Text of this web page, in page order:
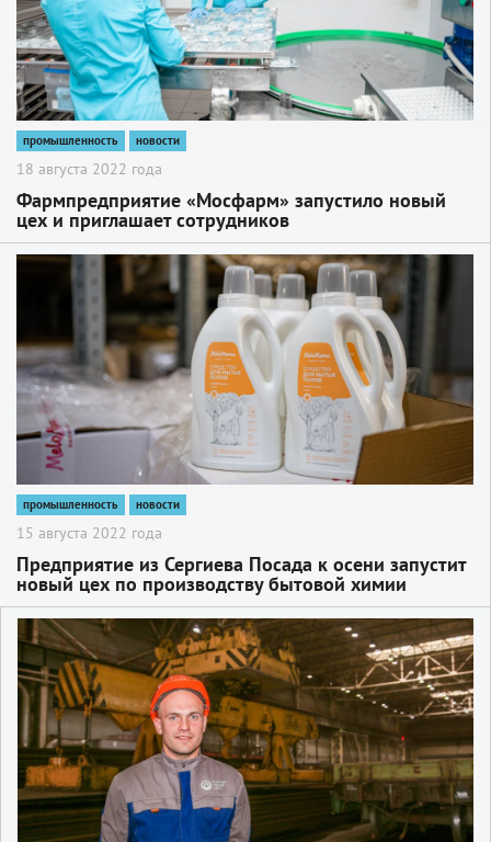
промышленность новости
18 августа 2022 года
Фармпредприятие «Мосфарм» запустило новый
цех и приглашает сотрудников
2
промышленность новости
15 августа 2022 года
Предприятие из Сергиева Посада к осени запустит
новый цех по производству бытовой химии